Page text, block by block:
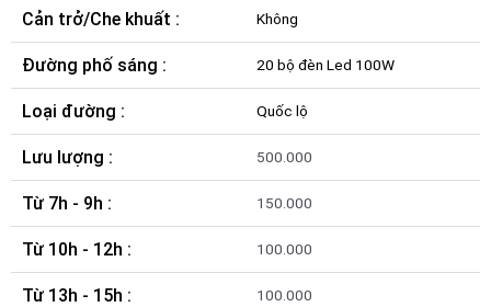
Cản trở/Che khuất : Không
Đường phố sáng : 20 bộ đèn Led 100W
Loại đường : Quốc lộ
Lưu lượng : 500.000
Từ 7h - 9h : 150.000
Từ 10h - 12h : 100.000
Từ 13h - 15h : 100.000